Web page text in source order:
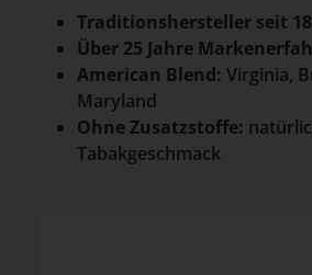
Traditionshersteller seit
Über 25 Jahre
American Blend: Virginia,
Maryland
Ohne Zusatzstoffe:
Tabakgeschmack